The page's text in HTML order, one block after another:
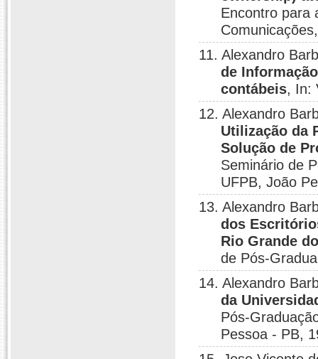
Encontro para
11. Alexandro
de
contábeis, In:
12. Alexandro
Utilização da
Solução de
Seminário de
UFPB, João
13. Alexandro
dos
Rio Grande
de Pós-
14. Alexandro
da
Pós-
Pessoa - PB,